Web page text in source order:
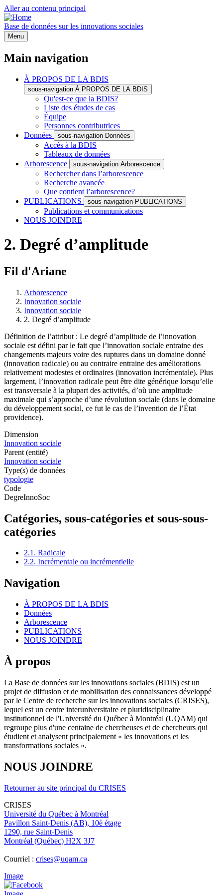
Aller au contenu principal
Base de données sur les innovations sociales
Menu
Main navigation
À PROPOS DE LA BDIS
sous-navigation À PROPOS DE LA BDIS
Qu'est-ce que la BDIS?
Liste des études de cas
Équipe
Personnes contributrices
Données
sous-navigation Données
Accès à la BDIS
Tableaux de données
Arborescence
sous-navigation Arborescence
Rechercher dans l’arborescence
Recherche avancée
Que contient l’arborescence?
PUBLICATIONS
sous-navigation PUBLICATIONS
Publications et communications
NOUS JOINDRE
2. Degré d’amplitude
Fil d'Ariane
Arborescence
Innovation sociale
Innovation sociale
2. Degré d’amplitude
Définition de l’attribut : Le degré d’amplitude de l’innovation
sociale est défini par le fait que l’innovation sociale entraine des
changements majeurs voire des ruptures dans un domaine donné
(innovation radicale) ou au contraire entraine des améliorations
relativement modestes et ordinaires (innovation incrémentale). Plus
largement, l’innovation radicale peut être dite générique lorsqu’elle
est transversale à la plupart des activités, d’où une amplitude
maximale qui s’approche d’une révolution sociale (dans le domaine
du développement social, ce fut le cas de l’invention de l’État
providence).
Dimension
Innovation sociale
Parent (entité)
Innovation sociale
Type(s) de données
typologie
Code
DegreInnoSoc
Catégories, sous-catégories et sous-sous-
catégories
2.1. Radicale
2.2. Incrémentale ou incrémentielle
Navigation
À PROPOS DE LA BDIS
Données
Arborescence
PUBLICATIONS
NOUS JOINDRE
À propos
La Base de données sur les innovations sociales (BDIS) est un
projet de diffusion et de mobilisation des connaissances développé
par le Centre de recherche sur les innovations sociales (CRISES),
lequel est un centre interuniversitaire et pluridisciplinaire
institutionnel de l'Université du Québec à Montréal (UQAM) qui
regroupe plus d'une centaine de chercheuses et de chercheurs qui
étudient et analysent principalement « les innovations et les
transformations sociales ».
NOUS JOINDRE
Retourner au site principal du CRISES
CRISES
Université du Québec à Montréal
Pavillon Saint-Denis (AB), 10è étage
1290, rue Saint-Denis
Montréal (Québec) H2X 3J7
Courriel : crises@uqam.ca
Image